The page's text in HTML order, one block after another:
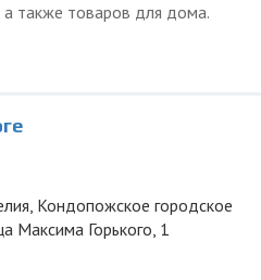
также товаров для дома.
Кондопожское городское
Максима Горького, 1